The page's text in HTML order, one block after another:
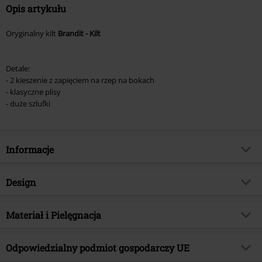
Opis artykułu
Oryginalny kilt Brandit - Kilt
Detale:
- 2 kieszenie z zapięciem na rzep na bokach
- klasyczne plisy
- duże szlufki
Informacje
Numer artykułu
Brand
Data premiery
2024-03-25
Design
Rodzaj artykułu
Kolor
czarny
Materiał i Pielęgnacja
Materiał wierzchni
100% bawełna
Odpowiedzialny podmiot gospodarczy UE